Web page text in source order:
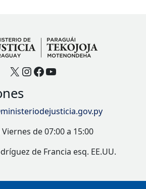
X Instagram
Facebook
YouTube
Viernes de 07:00 a 15:00
de Francia esq. EE.UU.